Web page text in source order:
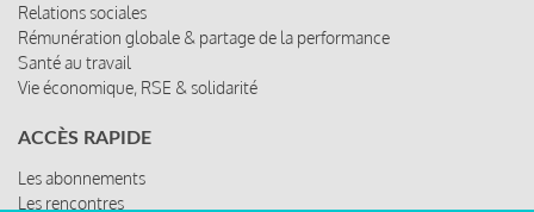
Relations sociales
Rémunération globale & partage de la performance
Santé au travail
Vie économique, RSE & solidarité
ACCÈS RAPIDE
Les abonnements
Les rencontres